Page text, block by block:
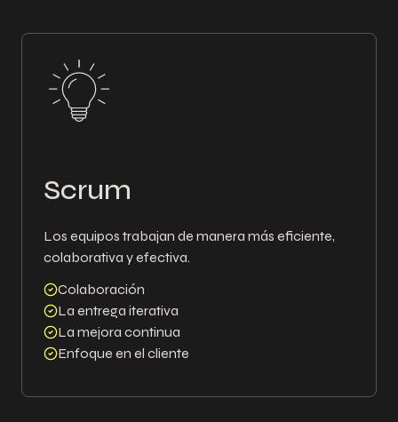
Scrum
Los equipos trabajan de manera más eficiente,
colaborativa y efectiva.
Colaboración
La entrega iterativa
La mejora continua
Enfoque en el cliente